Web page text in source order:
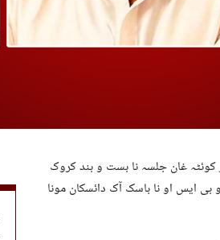
کوئٹہ غان جلسہ نا بست و بند کروک
ایس او نا باسک آک دائسکان مونا